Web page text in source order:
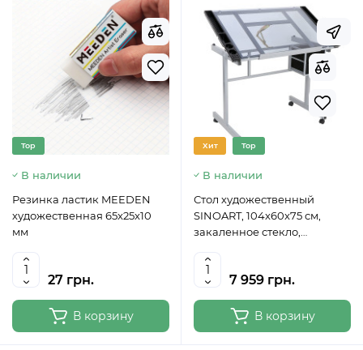
Top
В наличии
Резинка ластик MEEDEN
художественная 65x25x10
мм
27 грн.
В корзину
Хит Top
В наличии
Стол художественный
SINOART, 104x60x75 см,
закаленное стекло,
7 959 грн.
В корзину